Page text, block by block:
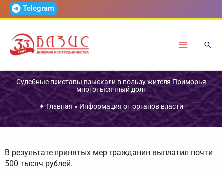
ПерейтиTelegram
Судебные приставы взыскали в пользу жителя Приморья
многотысячный долг
✦ Главная » Информация от органов власти
В результате принятых мер гражданин выплатил почти
500 тысяч рублей.